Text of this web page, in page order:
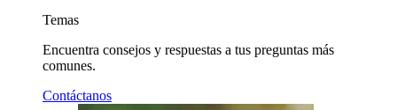
Temas
Encuentra consejos y respuestas a tus preguntas más
comunes.
Contáctanos